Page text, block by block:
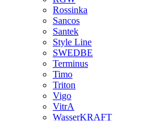
Rossinka
Sancos
Santek
Style Line
SWEDBE
Terminus
Timo
Triton
Vigo
VitrA
WasserKRAFT